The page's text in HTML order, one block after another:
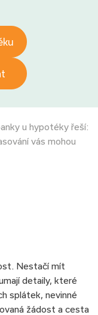
u hypotéky řeší:
vás mohou
Nestačí mít
detaily, které
splátek, nevinné
žádost a cesta